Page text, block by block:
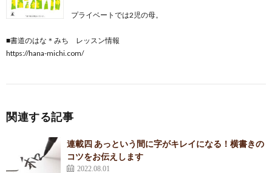
プライベートでは2児の母。
■書道のはな＊みち レッスン情報
https://hana-michi.com/
関連する記事
連載四 あっという間に字がキレイになる！横書きの
コツをお伝えします
2022.08.01